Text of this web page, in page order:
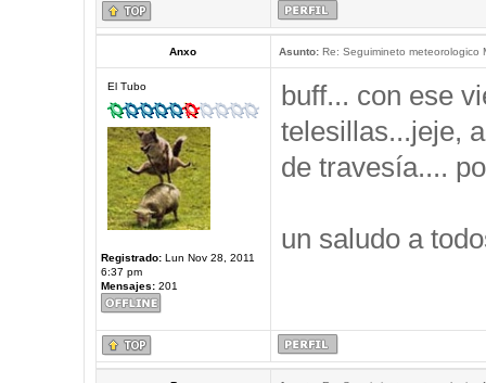
Anxo Asunto:Re: Seguimineto meteorologico
El Tubo
Registrado:Lun Nov 28, 2011
6:37 pm
Mensajes:201
buff... con ese
telesillas...jeje,
de travesía....
un saludo a